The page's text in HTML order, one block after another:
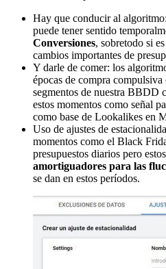
Hay que conducir al
puede tener sentido
Conversiones, sobretodo si
cambios importantes de
Y darle de comer: los
épocas de compra
segmentos de nuestra BBDD
estos momentos como señal
como base de Lookalikes en
Uso de ajustes de
momentos como el Black
presupuestos diarios pero
amortiguadores para las
se dan en estos períodos.